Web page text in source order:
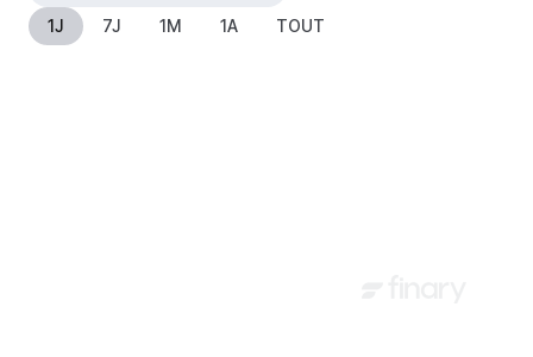
1J 7J 1M 1A TOUT